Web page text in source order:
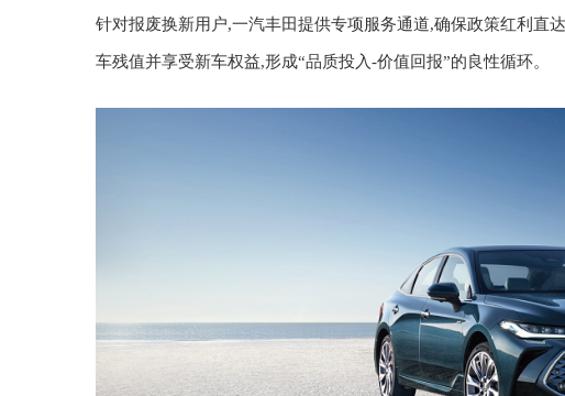
针对报废换新用户,一汽丰田提供专项服务通道,确保政策红利直达
车残值并享受新车权益,形成“品质投入-价值回报”的良性循环。